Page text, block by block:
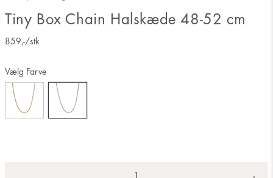
Tiny Box Chain Halskæde 48-52 cm
859 ,-/stk
Vælg Farve